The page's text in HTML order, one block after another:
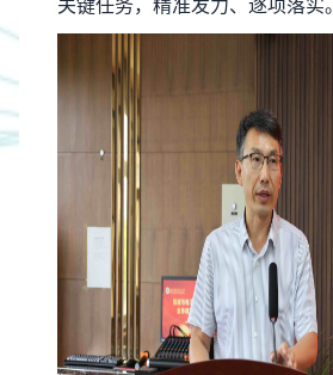
关键任务，精准发力、逐项落实。